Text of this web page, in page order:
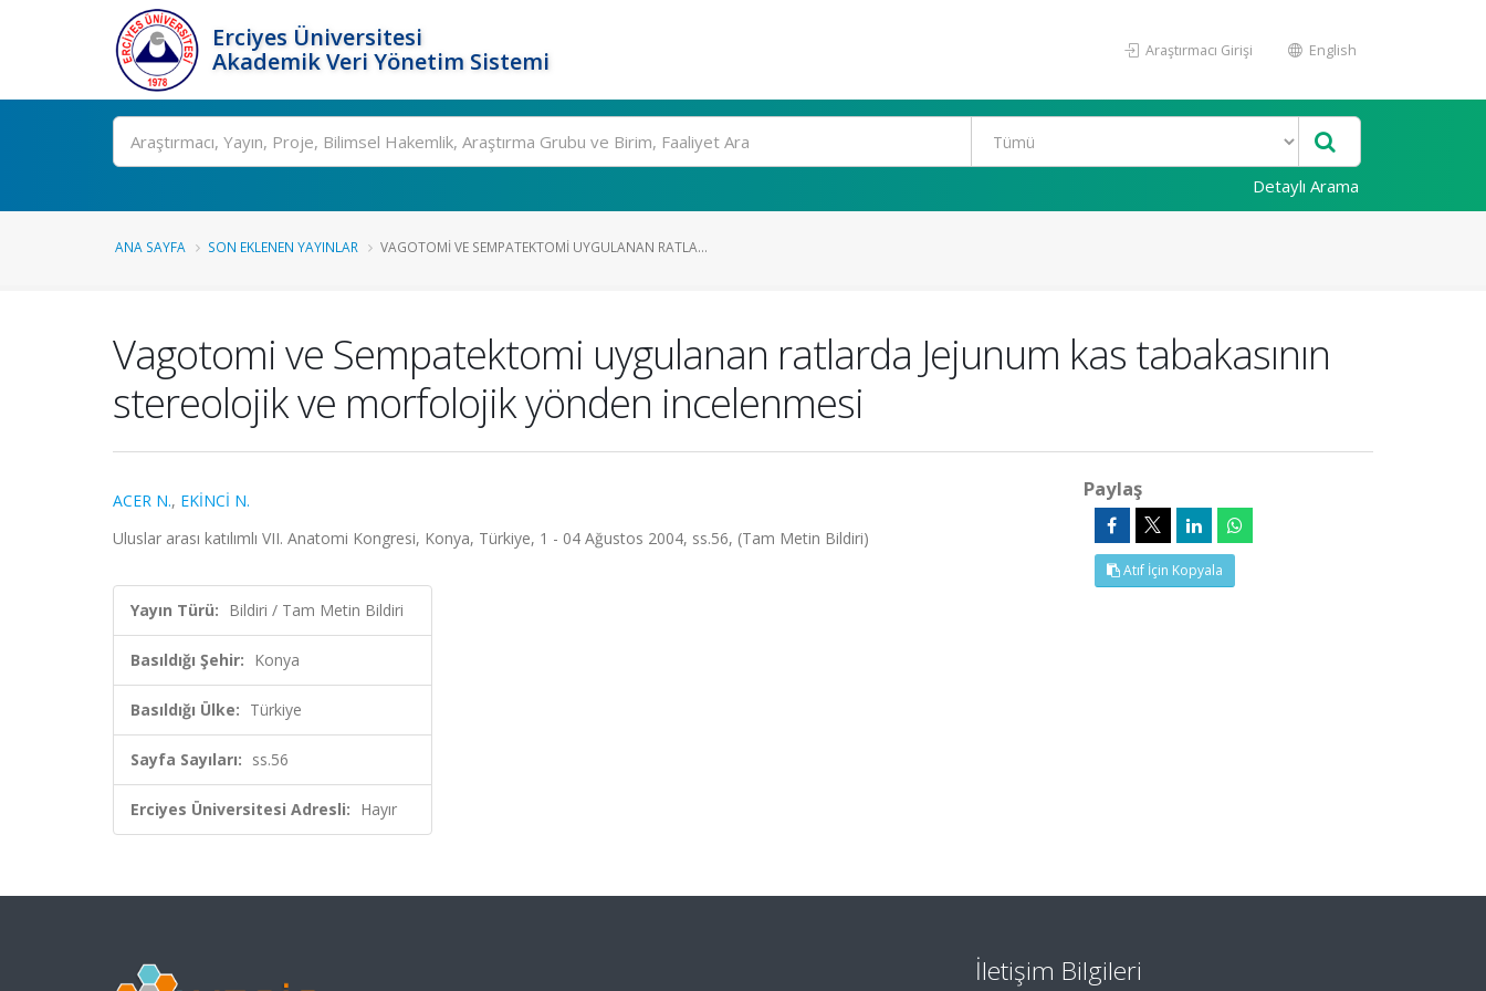
Erciyes Üniversitesi
Akademik Veri Yönetim Sistemi
Araştırmacı Girişi English
Ara
Detaylı Arama
ANA SAYFA SON EKLENEN YAYINLAR VAGOTOMI VE SEMPATEKTOMI UYGULANAN RATLA...
Vagotomi ve Sempatektomi uygulanan ratlarda Jejunum kas tabakasının
stereolojik ve morfolojik yönden incelenmesi
ACER N., EKİNCİ N.
Uluslar arası katılımlı VII. Anatomi Kongresi, Konya, Türkiye, 1 - 04 Ağustos 2004, ss.56, (Tam Metin Bildiri)
Yayın Türü: Bildiri / Tam Metin Bildiri
Basıldığı Şehir: Konya
Basıldığı Ülke: Türkiye
Sayfa Sayıları: ss.56
Erciyes Üniversitesi Adresli: Hayır
Paylaş
Atıf İçin Kopyala
İletişim Bilgileri